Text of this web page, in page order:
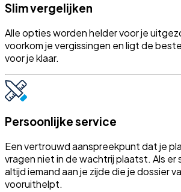
Slim vergelijken
Alle opties worden helder voor je
voorkom je vergissingen en ligt de
voor je klaar.
Persoonlijke service
Een vertrouwd aanspreekpunt dat je
vragen niet in de wachtrij plaatst. Als er
altijd iemand aan je zijde die je dossier
vooruithelpt.